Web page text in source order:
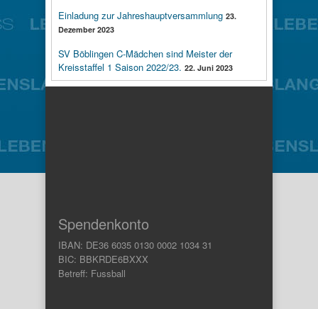
Einladung zur Jahreshauptversammlung 23.
Dezember 2023
SV Böblingen C-Mädchen sind Meister der
Kreisstaffel 1 Saison 2022/23. 22. Juni 2023
Spendenkonto
IBAN: DE36 6035 0130 0002 1034 31
BIC: BBKRDE6BXXX
Betreff: Fussball